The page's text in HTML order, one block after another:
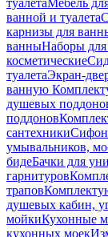
туалетаМебель
ванной и туалета
карнизы для
ванныНаборы для
косметические
туалетаЭкран-
ванную
душевых
поддонов
сантехники
умывальников,
бидеБачки для
гарнитуров
трапов
душевых кабин,
мойкиКухонные
кухонных моек